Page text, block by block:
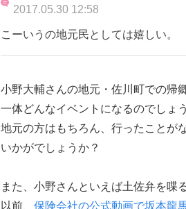
2017.05.30 12:58
こーいうの地元民としては嬉しい。
小野大輔さんの地元・佐川町での帰
一体どんなイベントになるのでしょ
地元の方はもちろん、行ったことが
いかがでしょうか？
また、小野さんといえば土佐弁を喋
以前、 保険会社の公式動画で坂本龍